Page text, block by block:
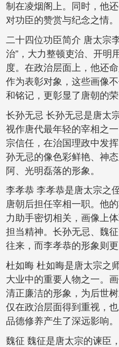
制在凌烟阁上。同时，他
对功臣的赞赏与纪念之情。
二十四位功臣简介 唐太宗
治”，大力整顿吏治、开明
度。在政治层面上，他还
作为表彰对象，这些画像
和铭记，更彰显了唐朝的荣
长孙无忌 长孙无忌是唐太
视作唐代最年轻的宰相之
宗信任，在治国理政中发
孙无忌的像色彩鲜艳、神
阿、光明磊落的形象。
李孝恭 李孝恭是唐太宗之
唐朝后担任宰相一职。他
力助手密切相关，画像上
担当精神。长孙无忌、魏
往来，而李孝恭的形象则更
杜如晦 杜如晦是唐太宗之
大业中的重要人物之一。
清正廉洁的形象，为后世
仅在政治层面得到重视，
品德修养产生了深远影响。
魏征 魏征是唐太宗的谏臣